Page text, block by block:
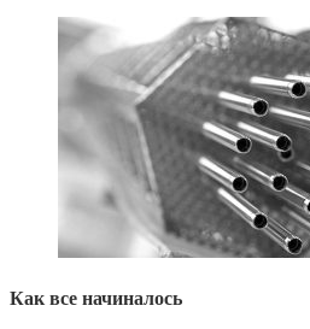
Как все начиналось